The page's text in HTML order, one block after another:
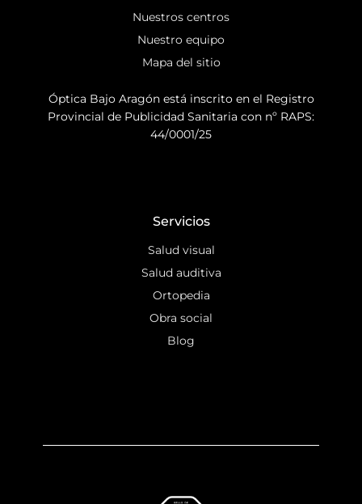
Nuestros centros
Nuestro equipo
Mapa del sitio
Óptica Bajo Aragón está inscrito en el Registro
Provincial de Publicidad Sanitaria con nº RAPS:
44/0001/25
Servicios
Salud visual
Salud auditiva
Ortopedia
Obra social
Blog